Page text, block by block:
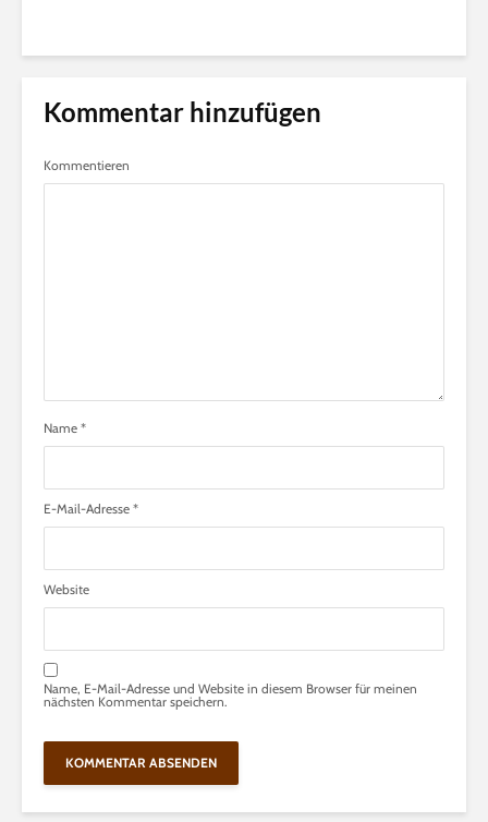
Kommentar hinzufügen
Kommentieren
Name *
E-Mail-Adresse *
Website
Name, E-Mail-Adresse und Website in diesem Browser für meinen
nächsten Kommentar speichern.